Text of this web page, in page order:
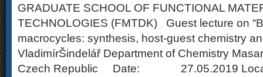
GRADUATE SCHOOL OF FUNCTIONAL
TECHNOLOGIES (FMTDK) Guest lecture on
macrocycles: synthesis, host-guest chemistry
VladimírŠindelář Department of Chemistry
Czech Republic Date: 27.05.2019